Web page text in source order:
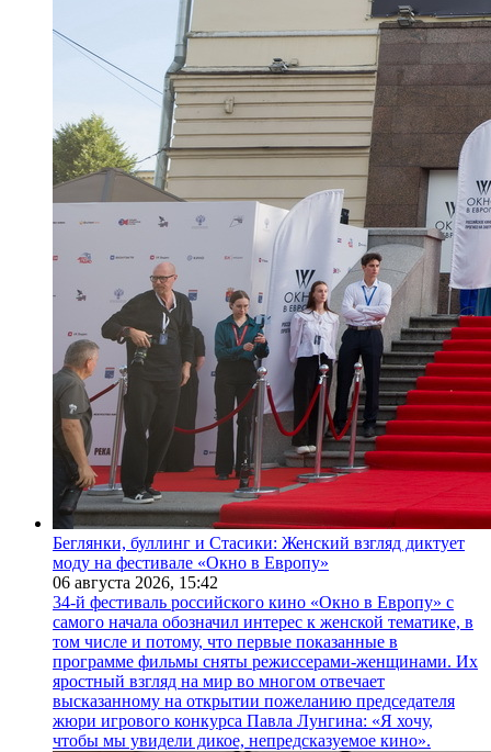
Беглянки, буллинг и Стасики: Женский взгляд диктует
моду на фестивале «Окно в Европу»
06 августа 2026, 15:42
34-й фестиваль российского кино «Окно в Европу» с
самого начала обозначил интерес к женской тематике, в
том числе и потому, что первые показанные в
программе фильмы сняты режиссерами-женщинами. Их
яростный взгляд на мир во многом отвечает
высказанному на открытии пожеланию председателя
жюри игрового конкурса Павла Лунгина: «Я хочу,
чтобы мы увидели дикое, непредсказуемое кино».